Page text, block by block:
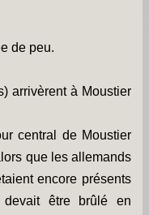
de peu.
arrivèrent à Moustier
central de Moustier
que les allemands
encore présents
être brûlé en